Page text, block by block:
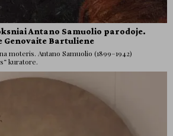
Antano Samuolio parodoje.
Genovaite Bartuliene
moteris. Antano Samuolio (1899–1942)
kuratore.